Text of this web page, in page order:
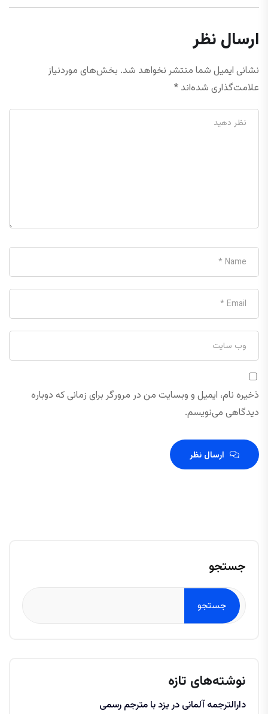
ارسال نظر
نشانی ایمیل شما منتشر نخواهد شد. بخش‌های موردنیاز
علامت‌گذاری شده‌اند *
ذخیره نام، ایمیل و وبسایت من در مرورگر برای زمانی که دوباره
دیدگاهی می‌نویسم.
ارسال نظر
جستجو
جستجو
نوشته‌های تازه
دارالترجمه آلمانی در یزد با مترجم رسمی